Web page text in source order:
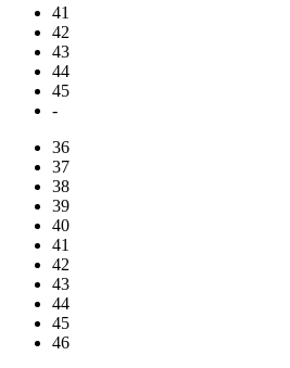
41
42
43
44
45
-
36
37
38
39
40
41
42
43
44
45
46